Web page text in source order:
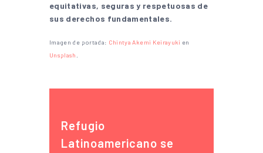
equitativas, seguras y respetuosas de
sus derechos fundamentales.
Imagen de portada: Chintya Akemi Keirayuki en
Unsplash
Refugio
Latinoamericano se